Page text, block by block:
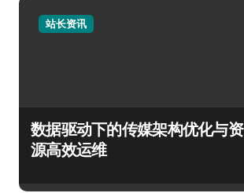
站长资讯
数据驱动下的传媒架构优化与资
源高效运维